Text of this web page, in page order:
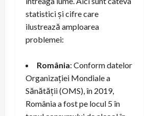
statistici și cifre care
ilustrează amploarea
problemei:
România: Conform datelor
Organizației Mondiale a
Sănătății (OMS), în 2019,
România a fost pe locul 5 în